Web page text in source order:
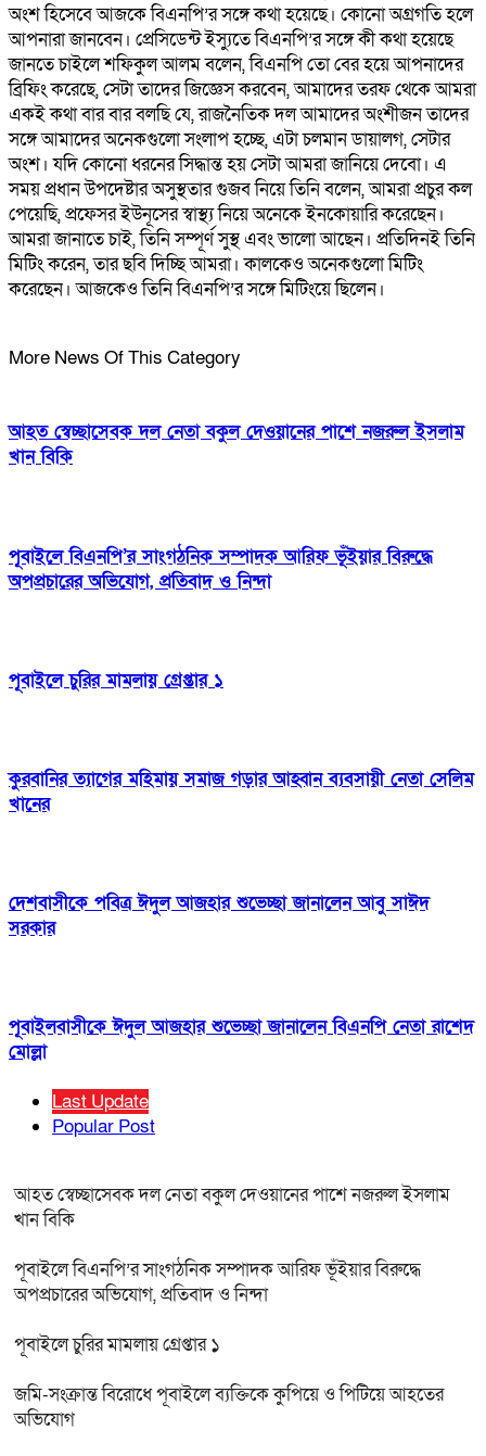
অংশ হিসেবে আজকে বিএনপি’র সঙ্গে কথা হয়েছে। কোনো অগ্রগতি হলে
আপনারা জানবেন। প্রেসিডেন্ট ইস্যুতে বিএনপি’র সঙ্গে কী কথা হয়েছে
জানতে চাইলে শফিকুল আলম বলেন, বিএনপি তো বের হয়ে আপনাদের
ব্রিফিং করেছে, সেটা তাদের জিজ্ঞেস করবেন, আমাদের তরফ থেকে আমরা
একই কথা বার বার বলছি যে, রাজনৈতিক দল আমাদের অংশীজন তাদের
সঙ্গে আমাদের অনেকগুলো সংলাপ হচ্ছে, এটা চলমান ডায়ালগ, সেটার
অংশ। যদি কোনো ধরনের সিদ্ধান্ত হয় সেটা আমরা জানিয়ে দেবো। এ
সময় প্রধান উপদেষ্টার অসুস্থতার গুজব নিয়ে তিনি বলেন, আমরা প্রচুর কল
পেয়েছি, প্রফেসর ইউনূসের স্বাস্থ্য নিয়ে অনেকে ইনকোয়ারি করেছেন।
আমরা জানাতে চাই, তিনি সম্পূর্ণ সুস্থ এবং ভালো আছেন। প্রতিদিনই তিনি
মিটিং করেন, তার ছবি দিচ্ছি আমরা। কালকেও অনেকগুলো মিটিং
করেছেন। আজকেও তিনি বিএনপি’র সঙ্গে মিটিংয়ে ছিলেন।
More News Of This Category
আহত স্বেচ্ছাসেবক দল নেতা বকুল দেওয়ানের পাশে নজরুল ইসলাম
খান বিকি
পূবাইলে বিএনপি’র সাংগঠনিক সম্পাদক আরিফ ভূঁইয়ার বিরুদ্ধে
অপপ্রচারের অভিযোগ, প্রতিবাদ ও নিন্দা
পূবাইলে চুরির মামলায় গ্রেপ্তার ১
কুরবানির ত্যাগের মহিমায় সমাজ গড়ার আহ্বান ব্যবসায়ী নেতা সেলিম
খানের
দেশবাসীকে পবিত্র ঈদুল আজহার শুভেচ্ছা জানালেন আবু সাঈদ
সরকার
পূবাইলবাসীকে ঈদুল আজহার শুভেচ্ছা জানালেন বিএনপি নেতা রাশেদ
মোল্লা
Last Update
Popular Post
আহত স্বেচ্ছাসেবক দল নেতা বকুল দেওয়ানের পাশে নজরুল ইসলাম
খান বিকি
পূবাইলে বিএনপি’র সাংগঠনিক সম্পাদক আরিফ ভূঁইয়ার বিরুদ্ধে
অপপ্রচারের অভিযোগ, প্রতিবাদ ও নিন্দা
পূবাইলে চুরির মামলায় গ্রেপ্তার ১
জমি-সংক্রান্ত বিরোধে পূবাইলে ব্যক্তিকে কুপিয়ে ও পিটিয়ে আহতের
অভিযোগ